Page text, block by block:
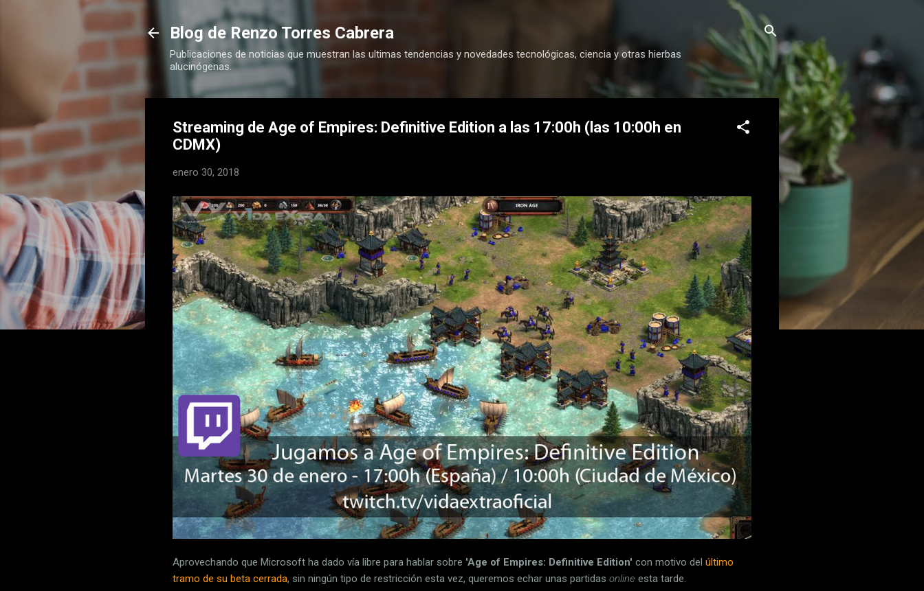
Blog de Renzo Torres Cabrera
Publicaciones de noticias que muestran las ultimas tendencias y novedades tecnológicas, ciencia y otras hierbas
alucinógenas.
Streaming de Age of Empires: Definitive Edition a las 17:00h (las 10:00h en
CDMX)
enero 30, 2018
Aprovechando que Microsoft ha dado vía libre para hablar sobre 'Age of Empires: Definitive Edition' con motivo del último
tramo de su beta cerrada, sin ningún tipo de restricción esta vez, queremos echar unas partidas online esta tarde.